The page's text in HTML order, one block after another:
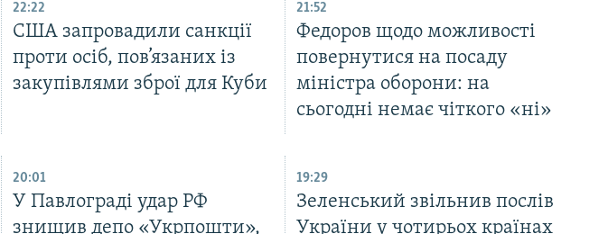
22:22
США запровадили санкції
проти осіб, пов’язаних із
закупівлями зброї для Куби
21:52
Федоров щодо можливості
повернутися на посаду
міністра оборони: на
сьогодні немає чіткого «ні»
20:01
У Павлограді удар РФ
знищив депо «Укрпошти»,
19:29
Зеленський звільнив послів
України у чотирьох країнах